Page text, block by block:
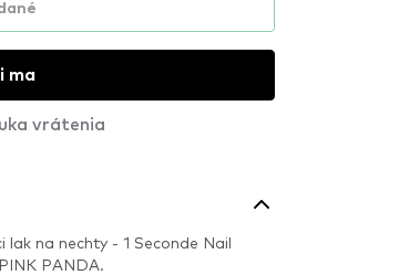
ma
vrátenia
lak na nechty - 1 Seconde Nail
PANDA.